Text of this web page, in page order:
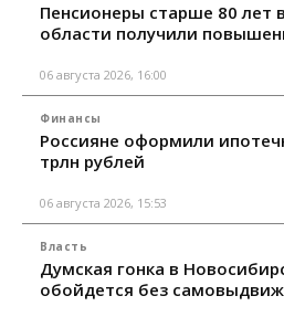
Пенсионеры старше 80 лет
области получили
06 августа 2026, 16:00
Финансы
Россияне оформили
трлн рублей
06 августа 2026, 15:53
Власть
Думская гонка в
обойдется без